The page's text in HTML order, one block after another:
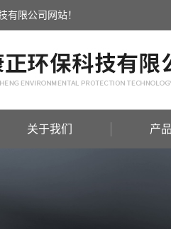
有限公司网站！
关于我们 产